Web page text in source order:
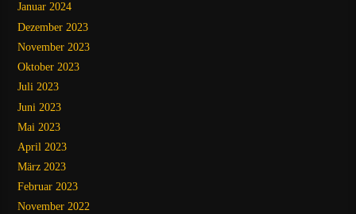
Januar 2024
Dezember 2023
November 2023
Oktober 2023
Juli 2023
Juni 2023
Mai 2023
April 2023
März 2023
Februar 2023
November 2022